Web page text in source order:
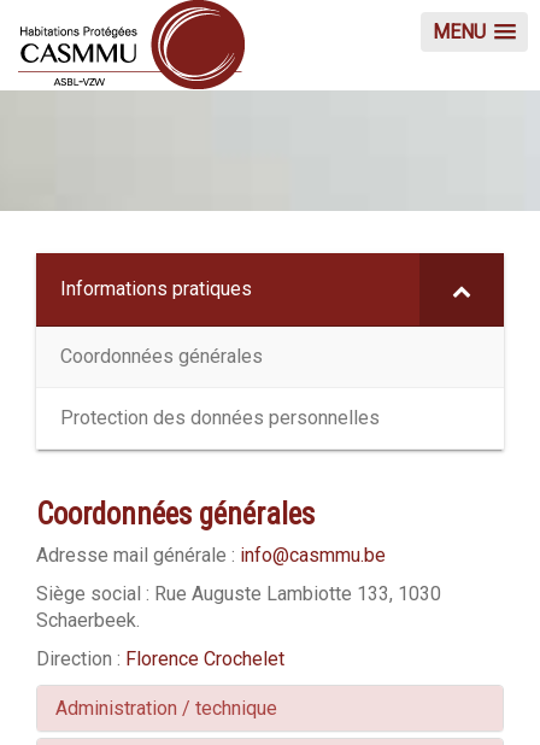
MENU
Informations pratiques
Coordonnées générales
Protection des données personnelles
Coordonnées générales
Adresse mail générale : info@casmmu.be
Siège social : Rue Auguste Lambiotte 133, 1030
Schaerbeek.
Direction : Florence Crochelet
Administration / technique